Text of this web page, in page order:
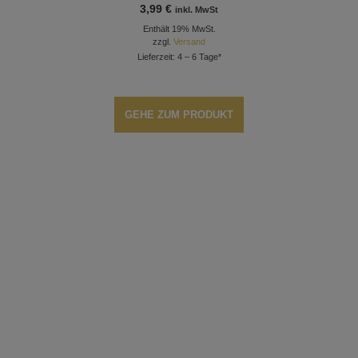
3,99€ inkl. MwSt
Enthält 19% MwSt.
zzgl.Versand
Lieferzeit: 4 – 6 Tage*
GEHE ZUM PRODUKT